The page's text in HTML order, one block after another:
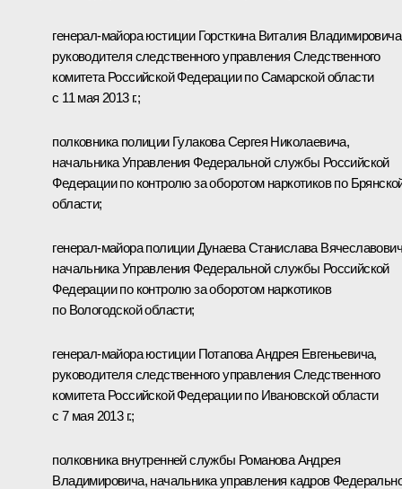
генерал-майора юстиции Горсткина Виталия
руководителя следственного управления Следственного
комитета Российской Федерации по Самарской области
с 11 мая 2013 г.;
полковника полиции Гулакова Сергея Николаевича,
начальника Управления Федеральной службы Российской
Федерации по контролю за оборотом наркотиков по
области;
генерал-майора полиции Дунаева Станислава
начальника Управления Федеральной службы Российской
Федерации по контролю за оборотом наркотиков
по Вологодской области;
генерал-майора юстиции Потапова Андрея Евгеньевича,
руководителя следственного управления Следственного
комитета Российской Федерации по Ивановской области
с 7 мая 2013 г.;
полковника внутренней службы Романова Андрея
Владимировича, начальника управления кадров